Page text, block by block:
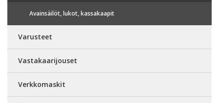
Avainsäilöt, lukot, kassakaapit
Varusteet
Vastakaarijouset
Verkkomaskit